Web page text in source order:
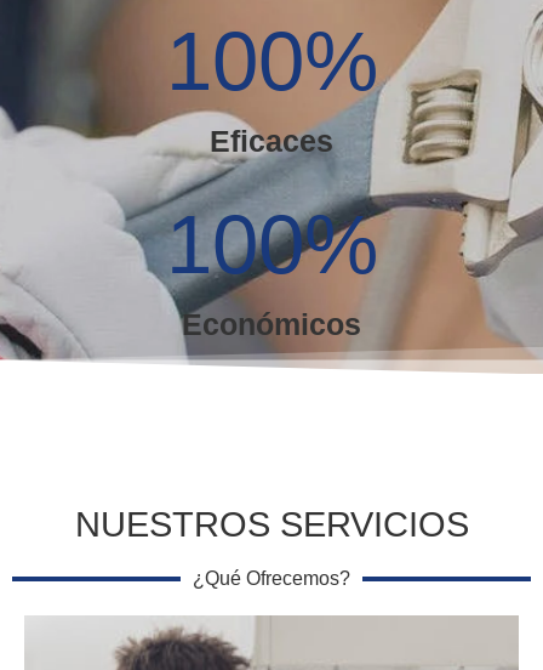
Eficaces
100%
Económicos
100%
NUESTROS SERVICIOS
¿Qué Ofrecemos?